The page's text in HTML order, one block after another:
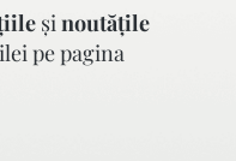
şinoutăţile
pe pagina